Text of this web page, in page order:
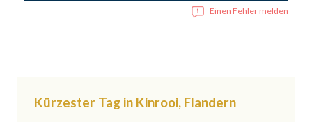
Einen Fehler melden
Kürzester Tag in Kinrooi, Flandern